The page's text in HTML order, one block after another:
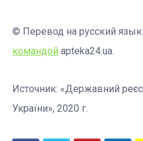
© Перевод на русский
командой apteka24.ua.
Источник: «Державний
України», 2020 г.